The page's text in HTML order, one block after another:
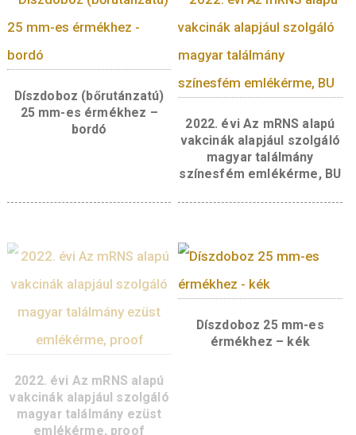
kibocsátott darabszám: 10000 darab
átmérő:
11 mm
súly:
0,5 g
Endrődy Zoltán
Érdekelhetnek még…
Díszdoboz (bőrutánzatú)
25 mm-es érmékhez –
bordó
2022. évi Az mRNS
vakcinák alapjául
magyar találmány
színesfém